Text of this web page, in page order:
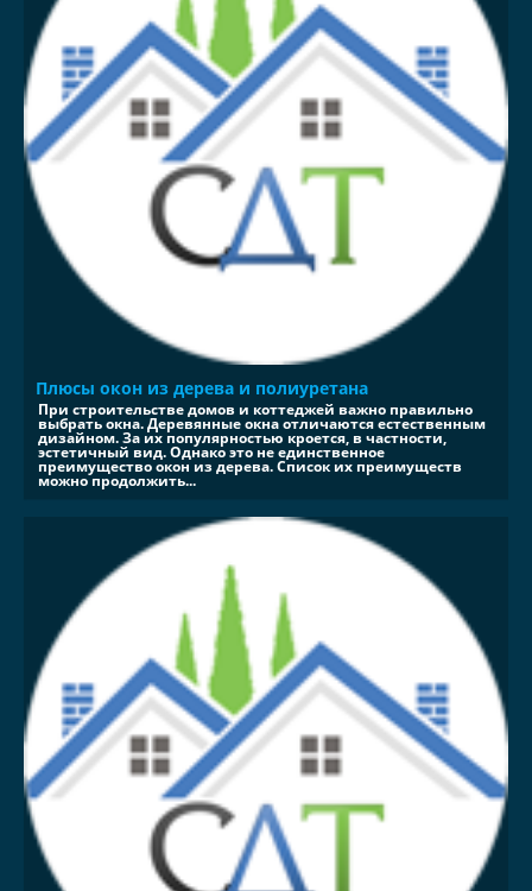
Плюсы окон из дерева и полиуретана
При строительстве домов и коттеджей важно правильно
выбрать окна. Деревянные окна отличаются естественным
дизайном. За их популярностью кроется, в частности,
эстетичный вид. Однако это не единственное
преимущество окон из дерева. Список их преимуществ
можно продолжить...